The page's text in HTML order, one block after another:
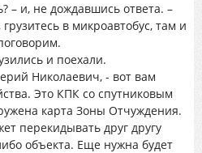
– и, не дождавшись ответа. –
в микроавтобус, там и
и поехали.
Николаевич, - вот вам
Это КПК со спутниковым
карта Зоны Отчуждения.
перекидывать друг другу
объекта. Еще нужна будет